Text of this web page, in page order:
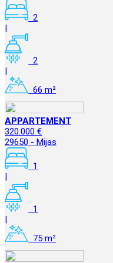
2
2
|
66 m²
APPARTEMENT
320.000 €
29650 - Mijas
1
|
1
|
75 m²